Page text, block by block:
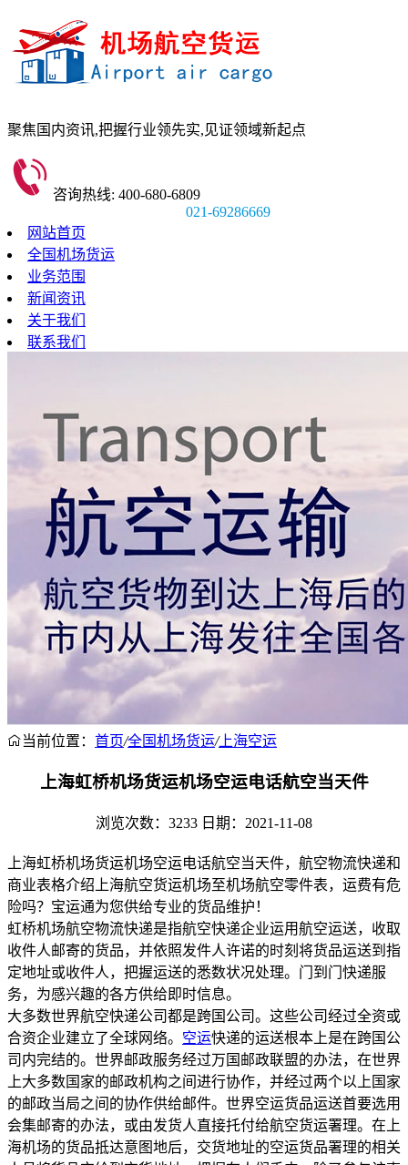
聚焦国内资讯,把握行业领先实,见证领域新起点
咨询热线: 400-680-6809
021-69286669
网站首页
全国机场货运
业务范围
新闻资讯
关于我们
联系我们
当前位置： 首页/全国机场货运/上海空运
上海虹桥机场货运机场空运电话航空当天件
浏览次数：3233 日期：2021-11-08
上海虹桥机场货运机场空运电话航空当天件，航空物流快递和
商业表格介绍上海航空货运机场至机场航空零件表，运费有危
险吗？宝运通为您供给专业的货品维护！
虹桥机场航空物流快递是指航空快递企业运用航空运送，收取
收件人邮寄的货品，并依照发件人许诺的时刻将货品运送到指
定地址或收件人，把握运送的悉数状况处理。门到门快递服
务，为感兴趣的各方供给即时信息。
大多数世界航空快递公司都是跨国公司。这些公司经过全资或
合资企业建立了全球网络。 空运快递的运送根本上是在跨国公
司内完结的。世界邮政服务经过万国邮政联盟的办法，在世界
上大多数国家的邮政机构之间进行协作，并经过两个以上国家
的邮政当局之间的协作供给邮件。世界空运货品运送首要选用
会集邮寄的办法，或由发货人直接托付给航空货运署理。在上
海机场的货品抵达意图地后，交货地址的空运货品署理的相关